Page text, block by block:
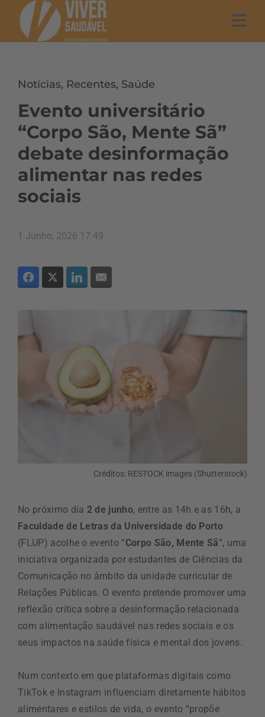
Notícias, Recentes, Saúde
Evento universitário
“Corpo São, Mente Sã”
debate desinformação
alimentar nas redes
sociais
1 Junho, 2026 17:49
Créditos: RESTOCK images (Shutterstock)
No próximo dia 2 de junho, entre as 14h e as 16h, a
Faculdade de Letras da Universidade do Porto
(FLUP) acolhe o evento “Corpo São, Mente Sã”, uma
iniciativa organizada por estudantes de Ciências da
Comunicação no âmbito da unidade curricular de
Relações Públicas. O evento pretende promover uma
reflexão crítica sobre a desinformação relacionada
com alimentação saudável nas redes sociais e os
seus impactos na saúde física e mental dos jovens.
Num contexto em que plataformas digitais como
TikTok e Instagram influenciam diretamente hábitos
alimentares e estilos de vida, o evento “propõe